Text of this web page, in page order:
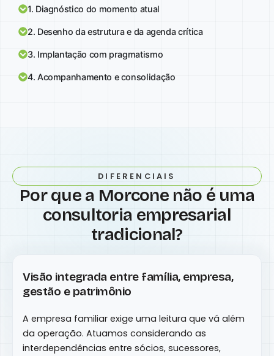
1. Diagnóstico do momento atual
2. Desenho da estrutura e da agenda crítica
3. Implantação com pragmatismo
4. Acompanhamento e consolidação
DIFERENCIAIS
Por que a Morcone não é uma
consultoria empresarial
tradicional?
Visão integrada entre família, empresa,
gestão e patrimônio
A empresa familiar exige uma leitura que vá além
da operação. Atuamos considerando as
interdependências entre sócios, sucessores,